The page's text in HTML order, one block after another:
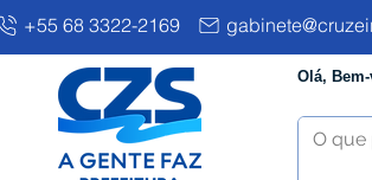
+55 68 3322-2169
Olá,